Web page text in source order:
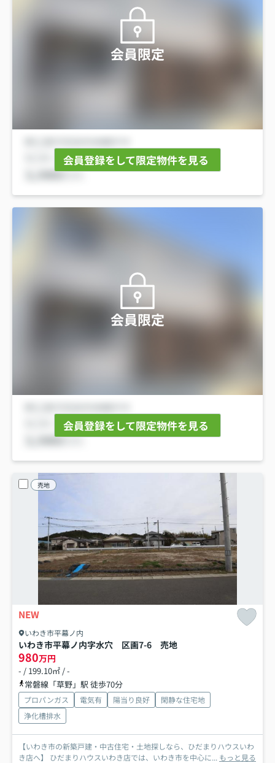
会員限定
会員登録をして限定物件を見る
会員限定
会員登録をして限定物件を見る
売地
NEW
いわき市平幕ノ内
いわき市平幕ノ内字水穴 区画7-6 売地
980万円
- / 199.10㎡ / -
常磐線「草野」駅 徒歩70分
プロパンガス 電気有 陽当り良好
閑静な住宅地
浄化槽排水
【いわき市の新築戸建・中古住宅・土地探しなら、ひだまりハウスいわ
き店へ】 ひだまりハウスいわき店では、いわき市を中心に... もっと見る